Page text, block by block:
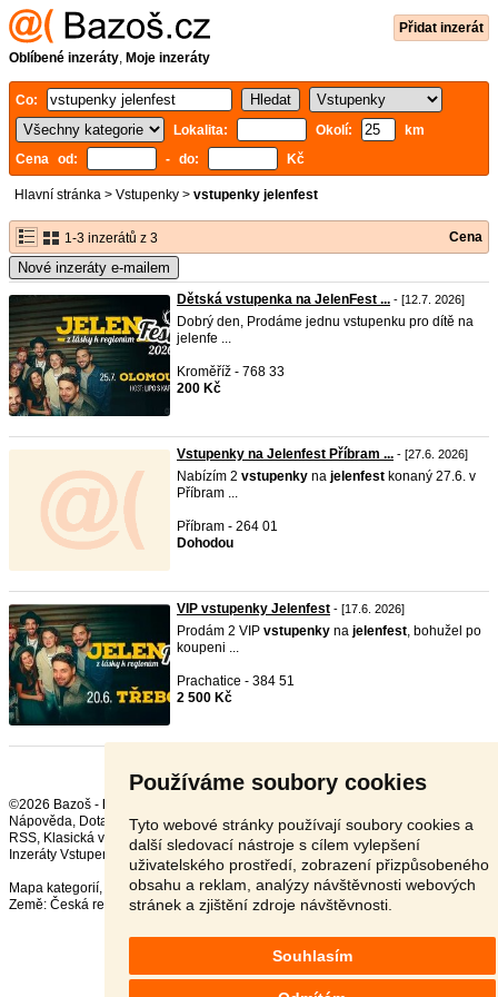
Používáme soubory cookies
Tyto webové stránky používají soubory cookies a
další sledovací nástroje s cílem vylepšení
uživatelského prostředí, zobrazení přizpůsobeného
obsahu a reklam, analýzy návštěvnosti webových
stránek a zjištění zdroje návštěvnosti.
Souhlasím
Přidat inzerát
Oblíbené inzeráty, Moje inzeráty
Co:
Lokalita:
Okolí:
km
Cena od:
- do: Kč
Hlavní stránka > Vstupenky > vstupenky jelenfest
1-3 inzerátů z 3 Cena
Nové inzeráty e-mailem
Dětská vstupenka na JelenFest ... - [12.7. 2026]
Dobrý den, Prodáme jednu vstupenku pro dítě na
jelenfe ...
Kroměříž - 768 33
200 Kč
Vstupenky na Jelenfest Příbram ... - [27.6. 2026]
Nabízím 2 vstupenky na jelenfest konaný 27.6. v
Příbram ...
Příbram - 264 01
Dohodou
VIP vstupenky Jelenfest - [17.6. 2026]
Prodám 2 VIP vstupenky na jelenfest, bohužel po
koupeni ...
Prachatice - 384 51
2 500 Kč
©2026 Bazoš -
Nápověda, Dotazy Hodnocení,Kontakt,Reklama,Podmínky,Ochrana údajů,
RSS,
Inzeráty Vstupenky celkem:2362, za 24 hodin:140
Mapa kategorií,
Nejvyhledávanější výrazy
Země: Česká republika,Slovensko,Polsko ,Rakousko